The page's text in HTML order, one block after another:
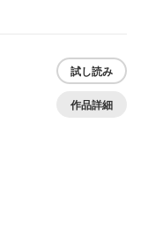
試し読み
作品詳細